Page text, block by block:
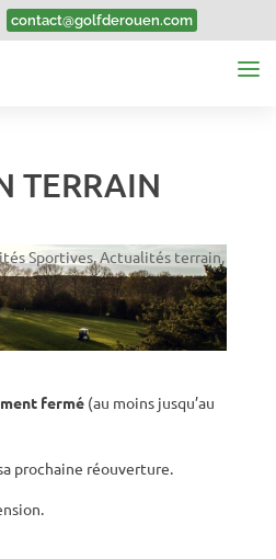
contact@golfderouen.com
TERRAIN
Sportives,Actualités terrain,
fermé(au moins jusqu’au
prochaine réouverture.